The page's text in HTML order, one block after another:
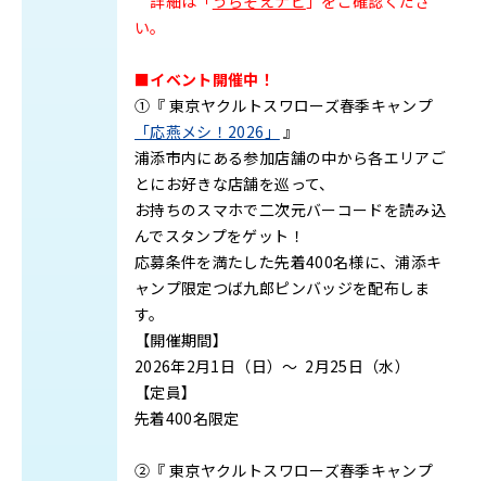
い。
■イベント開催中！
①『 東京ヤクルトスワローズ春季キャンプ
「応燕メシ！2026」 』
浦添市内にある参加店舗の中から各エリアご
とにお好きな店舗を巡って、
お持ちのスマホで二次元バーコードを読み込
んでスタンプをゲット！
応募条件を満たした先着400名様に、浦添キ
ャンプ限定つば九郎ピンバッジを配布しま
す。
【開催期間】
2026年2月1日（日）～ 2月25日（水）
【定員】
先着400名限定
②『 東京ヤクルトスワローズ春季キャンプ